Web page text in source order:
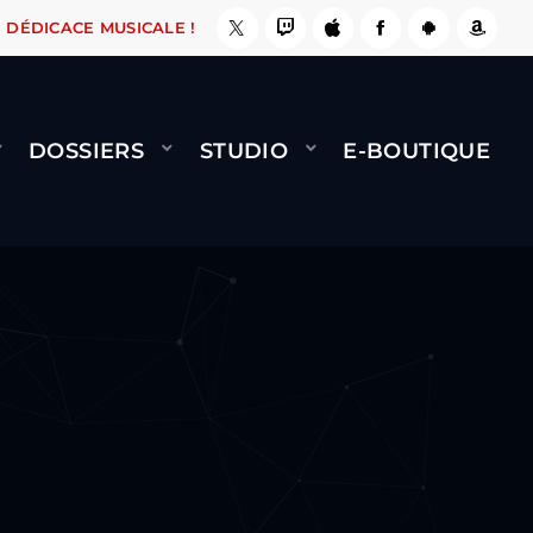
ÇA LE FAIT ! NAMI BERNARD MINET - FLY
DÉDICACE MUSICALE !
DOSSIERS STUDIO E-BOUTIQUE